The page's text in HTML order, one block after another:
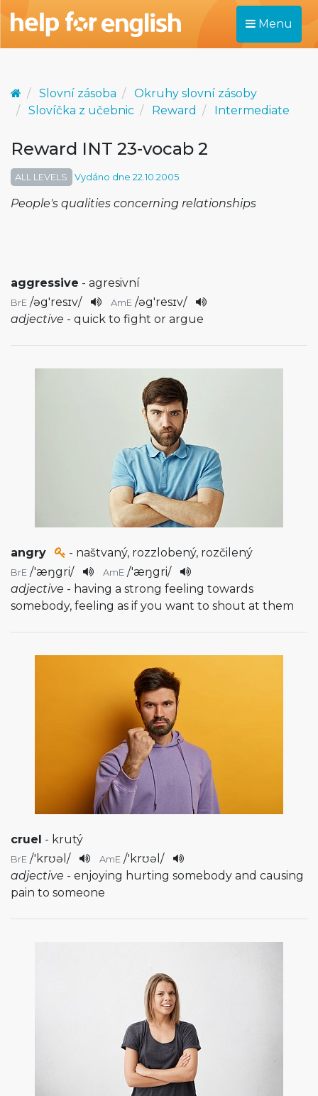
Menu
Slovní zásoba
Okruhy slovní zásoby
Slovíčka z učebnic
Reward Intermediate
Reward INT 23-vocab 2
ALL LEVELS Vydáno dne 22.10.2005
People's qualities concerning relationships
aggressive - agresivní
BrE /əg'resɪv/ AmE /əg'resɪv/
adjective - quick to fight or argue
angry - naštvaný, rozzlobený, rozčilený
BrE /'æŋgri/ AmE /'æŋgri/
adjective - having a strong feeling towards
somebody, feeling as if you want to shout at them
cruel - krutý
BrE /'krʊəl / AmE /'krʊəl /
adjective - enjoying hurting somebody and causing
pain to someone